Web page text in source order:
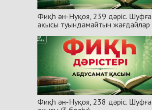
Фиқһ ән-Нуқоя, 239 дәріс. Шуфға
ақысы туындамайтын жағдайлар
Фиқһ ән-Нуқоя, 238 дәріс. Шуфға